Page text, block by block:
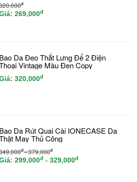
đ
269,000đ
Bao Da Đeo Thắt Lưng Để 2 Điện
Vintage Màu Đen Copy
320,000đ
Bao Da Rút Quai Cài IONECASE Da
May Thủ Công
đ- 379,000đ
299,000đ - 329,000đ